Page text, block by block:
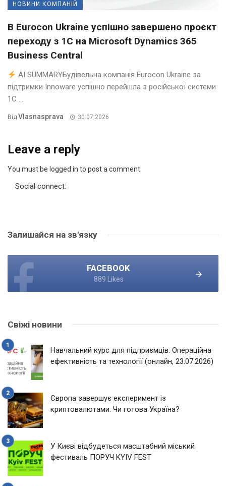
НОВИНИ КОМПАНІЙ
В Eurocon Ukraine успішно завершено проєкт
переходу з 1С на Microsoft Dynamics 365
Business Central
AI SUMMARYБудівельна компанія Eurocon Ukraine за
підтримки Innoware успішно перейшла з російської системи
1С ...
ВідVlasnasprava 30.07.2026
Leave a reply
You must be logged in to post a comment.
Social connect:
Залишайся на зв'язку
FACEBOOK
889 Likes
Свіжі новини
Навчальний курс для підприємців: Операційна
ефективність та технології (онлайн, 23.07.2026)
Європа завершує експеримент із
криптовалютами. Чи готова Україна?
У Києві відбудеться масштабний міський
фестиваль ПОРУЧ KYIV FEST